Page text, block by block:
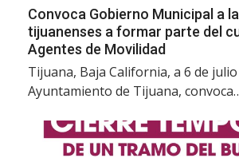
Convoca Gobierno Municipal a
tijuanenses a formar parte del
Agentes de Movilidad
Tijuana, Baja California, a 6 de julio
Ayuntamiento de Tijuana,